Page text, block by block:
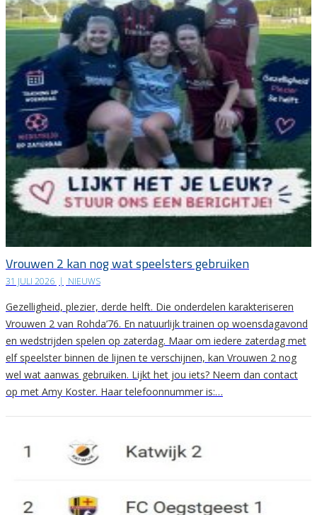
Vrouwen 2 kan nog wat speelsters gebruiken
31 JULI 2026 | NIEUWS
Gezelligheid, plezier, derde helft. Die onderdelen karakteriseren
Vrouwen 2 van Rohda’76. En natuurlijk trainen op woensdagavond
en wedstrijden spelen op zaterdag. Maar om iedere zaterdag met
elf speelster binnen de lijnen te verschijnen, kan Vrouwen 2 nog
wel wat aanwas gebruiken. Lijkt het jou iets? Neem dan contact
op met Amy Koster. Haar telefoonnummer is:…